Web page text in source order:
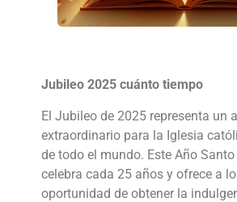
Jubileo 2025 cuánto tiempo
El Jubileo de 2025 representa un
extraordinario para la Iglesia
de todo el mundo. Este Año
celebra cada 25 años y ofrece a
oportunidad de obtener la